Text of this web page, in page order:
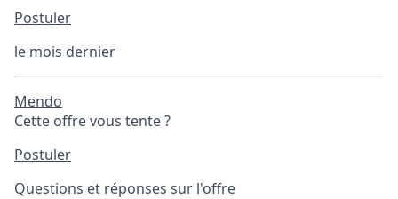
Postuler
le mois dernier
Mendo
Cette offre vous tente ?
Postuler
Questions et réponses sur l'offre